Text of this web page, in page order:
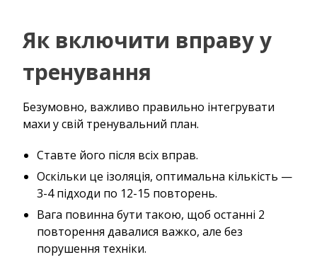
Як включити вправу у
тренування
Безумовно, важливо правильно інтегрувати
махи у свій тренувальний план.
Ставте його після всіх вправ.
Оскільки це ізоляція, оптимальна кількість —
3-4 підходи по 12-15 повторень.
Вага повинна бути такою, щоб останні 2
повторення давалися важко, але без
порушення техніки.